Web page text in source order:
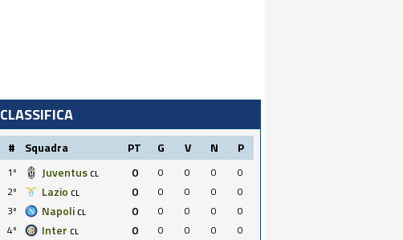
CLASSIFICA
# Squadra PT G V N P
1º Juventus CL 0 0 0 0
0
2º
Lazio CL 0 0 0 0
0
3º
Napoli CL 0 0 0 0
0
4º
Inter CL 0 0 0 0
0